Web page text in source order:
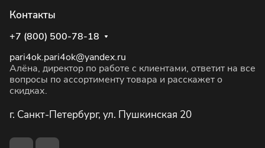
Контакты
+7 (800) 500-78-18
pari4ok.pari4ok@yandex.ru
Алёна, директор по работе с клиентами, ответит на все
вопросы по ассортименту товара и расскажет о
скидках.
г. Санкт-Петербург, ул. Пушкинская 20